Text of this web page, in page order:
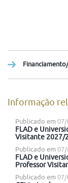
Informação
Publicado em 07/
FLAD e
Visitante 2027/
Publicado em 07/
FLAD e
Professor
Publicado em 07/